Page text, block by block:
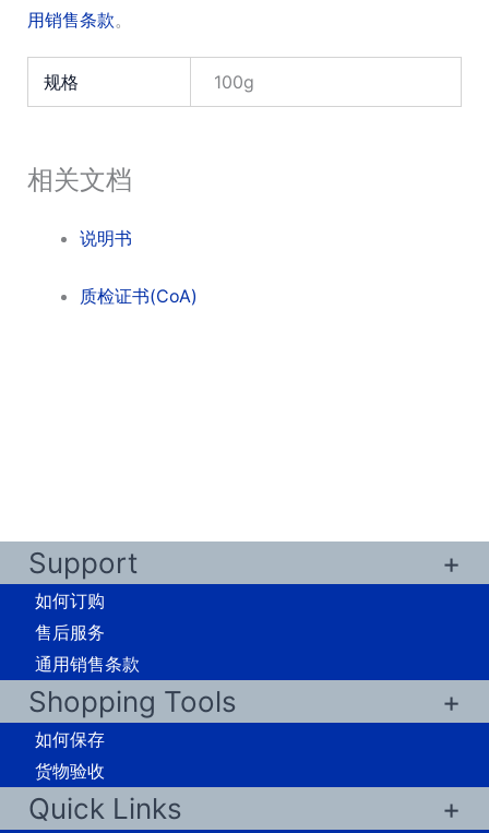
用销售条款。
规格 100g
相关文档
说明书
质检证书(CoA)
Support
如何订购
售后服务
通用销售条款
Shopping Tools
如何保存
货物验收
Quick Links